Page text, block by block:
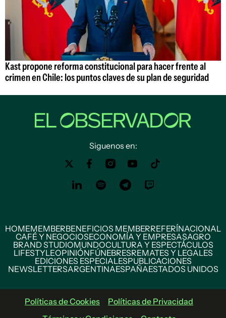
Kast propone reforma constitucional para hacer frente al
crimen en Chile: los puntos claves de su plan de seguridad
Siguenos en:
HOMEMEMBERBENEFICIOS MEMBERREFERÍNACIONAL
CAFÉ Y NEGOCIOSECONOMÍA Y EMPRESASAGRO
BRAND STUDIOMUNDOCULTURA Y ESPECTÁCULOS
LIFESTYLEOPINIÓNFÚNEBRESREMATES Y LEGALES
EDICIONES ESPECIALESPUBLICACIONES
NEWSLETTERSARGENTINAESPAÑAESTADOS UNIDOS
Políticas de Cookies
Políticas de Privacidad